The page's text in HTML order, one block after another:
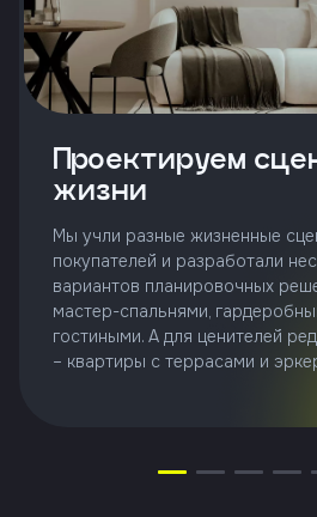
Проектируем
жизни
Мы учли разные жизненные
покупателей и разработали
вариантов планировочных
мастер-спальнями,
гостиными. А для ценителей
– квартиры с террасами и
с
условиями
политики
конфиденциальности
(343)
71-10